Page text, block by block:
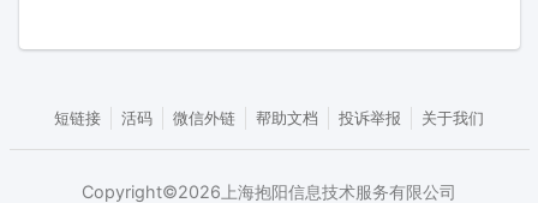
短链接 活码 微信外链 帮助文档 投诉举报 关于我们
Copyright©2026上海抱阳信息技术服务有限公司